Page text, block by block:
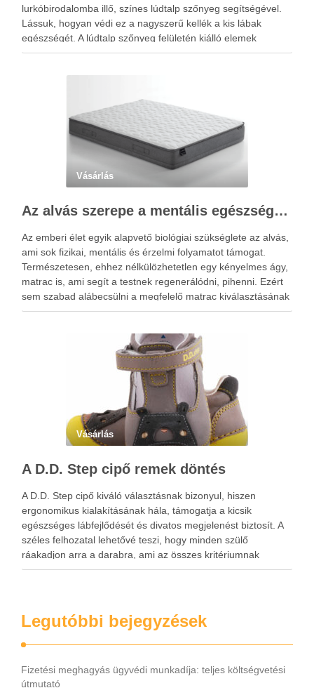
lurkóbirodalomba illő, színes lúdtalp szőnyeg segítségével.
Lássuk, hogyan védi ez a nagyszerű kellék a kis lábak
egészségét. A lúdtalp szőnyeg felületén kiálló elemek
sokasága található, amelyek speciális alakzatjuknak és
Vásárlás
Az alvás szerepe a mentális egészségben: Hogyan segíthet egy jó matrac?
Az emberi élet egyik alapvető biológiai szükséglete az alvás,
ami sok fizikai, mentális és érzelmi folyamatot támogat.
Természetesen, ehhez nélkülözhetetlen egy kényelmes ágy,
matrac is, ami segít a testnek regenerálódni, pihenni. Ezért
sem szabad alábecsülni a megfelelő matrac kiválasztásának
a fontosságát. Az alvás idején pihenésre kapcsol az agy és a
Vásárlás
A D.D. Step cipő remek döntés
A D.D. Step cipő kiváló választásnak bizonyul, hiszen
ergonomikus kialakításának hála, támogatja a kicsik
egészséges lábfejlődését és divatos megjelenést biztosít. A
széles felhozatal lehetővé teszi, hogy minden szülő
ráakadjon arra a darabra, ami az összes kritériumnak
megfelel. A D.D. Step cipő tartós és légáteresztő, ami annak
Legutóbbi bejegyzések
Fizetési meghagyás ügyvédi munkadíja: teljes költségvetési
útmutató